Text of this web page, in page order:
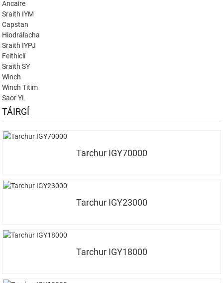
Ancaire
Sraith IYM
Capstan
Hiodrálacha
Sraith IYPJ
Feithiclí
Sraith SY
Winch
Winch Titim
Saor YL
TÁIRGÍ
Tarchur IGY70000
Tarchur IGY23000
Tarchur IGY18000